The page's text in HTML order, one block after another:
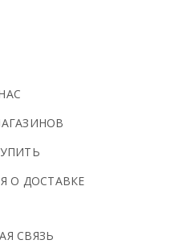
О ДОСТАВКЕ
СВЯЗЬ